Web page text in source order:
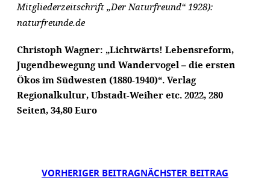
Mitgliederzeitschrift „Der Naturfreund“ 1928):
naturfreunde.de
Christoph Wagner: „Lichtwärts! Lebensreform,
Jugendbewegung und Wandervogel – die ersten
Ökos im Südwesten (1880-1940)“. Verlag
Regionalkultur, Ubstadt-Weiher etc. 2022, 280
Seiten, 34,80 Euro
VORHERIGER BEITRAG NÄCHSTER BEITRAG